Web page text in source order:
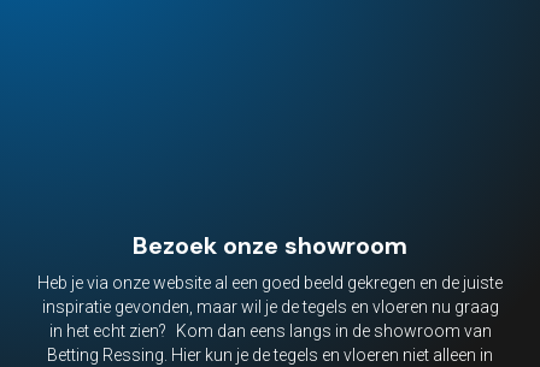
Bezoek onze showroom
Heb je via onze website al een goed beeld gekregen en de juiste
inspiratie gevonden, maar wil je de tegels en vloeren nu graag
in het echt zien? Kom dan eens langs in de showroom van
Betting Ressing. Hier kun je de tegels en vloeren niet alleen in